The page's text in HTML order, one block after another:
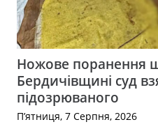
Ножове поранення
Бердичівщині суд
підозрюваного
П’ятниця, 7 Серпня, 2026